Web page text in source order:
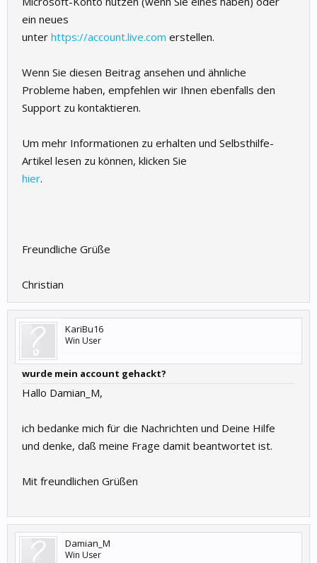
ein neues
unter https://account.live.com erstellen.
Wenn Sie diesen Beitrag ansehen und ähnliche
Probleme haben, empfehlen wir Ihnen ebenfalls den
Support zu kontaktieren.
Um mehr Informationen zu erhalten und Selbsthilfe-
Artikel lesen zu können, klicken Sie
hier.
Freundliche Grüße
Christian
KariBu16
Win User
wurde mein account gehackt?
Hallo Damian_M,
ich bedanke mich für die Nachrichten und Deine Hilfe
und denke, daß meine Frage damit beantwortet ist.
Mit freundlichen Grüßen
Damian_M
Win User